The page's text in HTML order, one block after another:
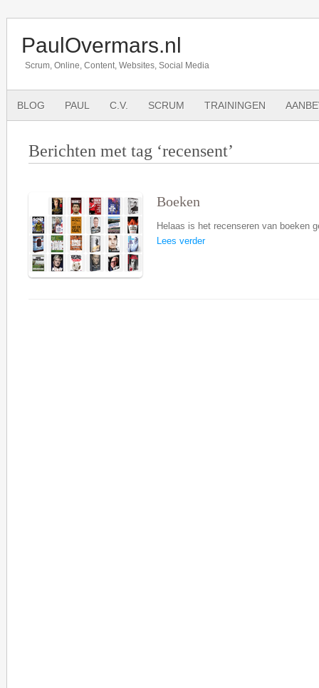
PaulOvermars.nl
Scrum, Online, Content, Websites, Social Media
BLOG PAUL C.V. SCRUM TRAININGEN
Berichten met tag ‘recensent’
Boeken
Helaas is het recenseren van boeken
Lees verder